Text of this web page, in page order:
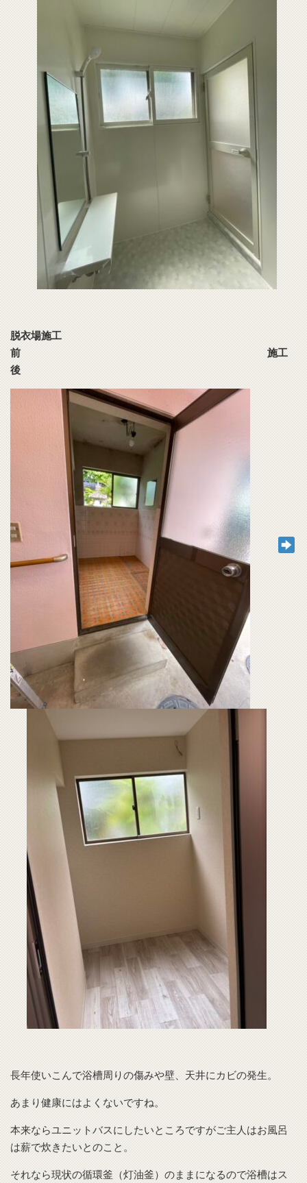
脱衣場施工
前 施工
後
長年使いこんで浴槽周りの傷みや壁、天井にカビの発生。
あまり健康にはよくないですね。
本来ならユニットバスにしたいところですがご主人はお風呂
は薪で炊きたいとのこと。
それなら現状の循環釜（灯油釜）のままになるので浴槽はス